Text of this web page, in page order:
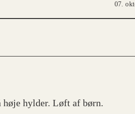
07.
hylder. Løft af børn.